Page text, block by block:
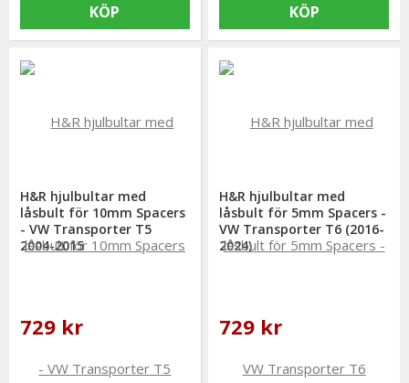
KÖP KÖP
H&R hjulbultar med
låsbult för 10mm Spacers
- VW Transporter T5
2004-2015
729 kr
H&R hjulbultar med
låsbult för 5mm Spacers -
VW Transporter T6 (2016-
2024)
729 kr